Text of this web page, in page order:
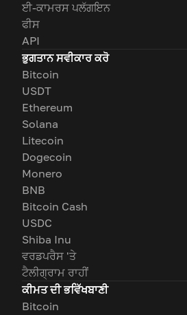
ਈ-ਕਾਮਰਸ ਪਲੱਗਇਨ
ਫੀਸ
API
ਭੁਗਤਾਨ ਸਵੀਕਾਰ ਕਰੋ
Bitcoin
USDT
Ethereum
Solana
Litecoin
Dogecoin
Monero
BNB
Bitcoin Cash
USDC
Shiba Inu
ਵਰਡਪਰੈਸ 'ਤੇ
ਟੈਲੀਗ੍ਰਾਮ ਰਾਹੀਂ
ਕੀਮਤ ਦੀ ਭਵਿੱਖਬਾਣੀ
Bitcoin